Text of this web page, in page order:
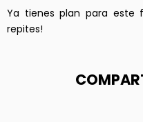
Ya tienes plan para este
repites!